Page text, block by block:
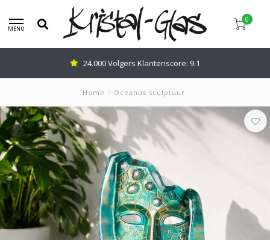
MENU
0
24.000 Volgers Klantenscore: 9.1
Home / Oceanus sculptuur